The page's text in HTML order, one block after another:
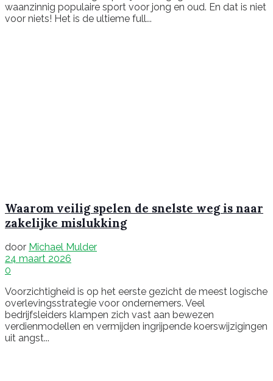
waanzinnig populaire sport voor jong en oud. En dat is niet
voor niets! Het is de ultieme full...
Waarom veilig spelen de snelste weg is naar
zakelijke mislukking
door Michael Mulder
24 maart 2026
0
Voorzichtigheid is op het eerste gezicht de meest logische
overlevingsstrategie voor ondernemers. Veel
bedrijfsleiders klampen zich vast aan bewezen
verdienmodellen en vermijden ingrijpende koerswijzigingen
uit angst...